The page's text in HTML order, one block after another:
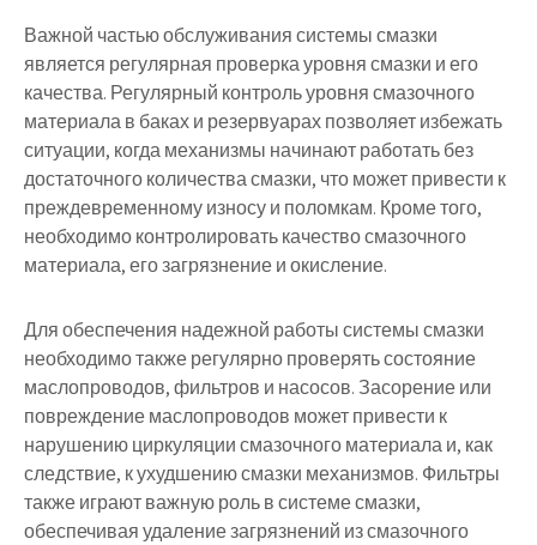
Важной частью обслуживания системы смазки
является регулярная проверка уровня смазки и его
качества. Регулярный контроль уровня смазочного
материала в баках и резервуарах позволяет избежать
ситуации, когда механизмы начинают работать без
достаточного количества смазки, что может привести к
преждевременному износу и поломкам. Кроме того,
необходимо контролировать качество смазочного
материала, его загрязнение и окисление.
Для обеспечения надежной работы системы смазки
необходимо также регулярно проверять состояние
маслопроводов, фильтров и насосов. Засорение или
повреждение маслопроводов может привести к
нарушению циркуляции смазочного материала и, как
следствие, к ухудшению смазки механизмов. Фильтры
также играют важную роль в системе смазки,
обеспечивая удаление загрязнений из смазочного